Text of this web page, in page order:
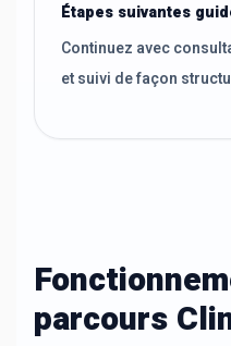
Étapes suivantes
Continuez avec
et suivi de façon
parcours